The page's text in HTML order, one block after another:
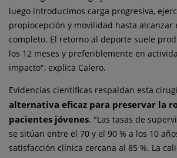
luego introducimos carga progresiva,
propiocepción y movilidad hasta
completo. El retorno al deporte suele
los 12 meses y preferiblemente en
impacto", explica Calero.
Evidencias científicas respaldan esta
alternativa eficaz para preservar la
pacientes jóvenes. "Las tasas de
se sitúan entre el 70 y el 90 % a los 10
satisfacción clínica cercana al 85 %. La